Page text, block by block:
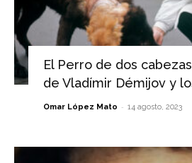
El Perro de dos
de Vladímir Démijov y
Omar López Mato - 14 agosto, 2023